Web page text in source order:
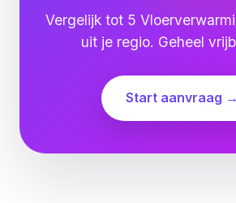
Vergelijk tot 5
uit je regio. Geheel
Start aanvraag →